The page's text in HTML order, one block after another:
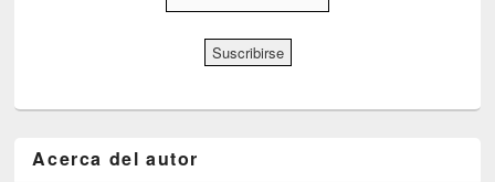
Acerca del autor